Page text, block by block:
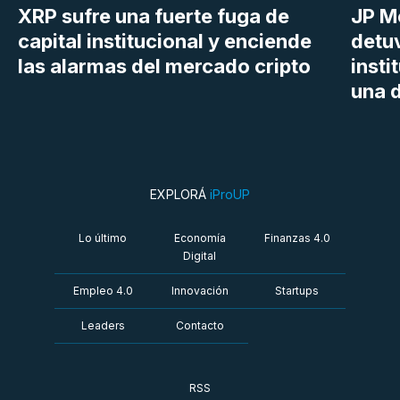
XRP sufre una fuerte fuga de
capital institucional y enciende
las alarmas del mercado cripto
JP
una
EXPLORÁ iProUP
Lo último
Economía
Digital
Finanzas 4.0
Empleo 4.0 Innovación Startups
Leaders Contacto
RSS